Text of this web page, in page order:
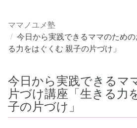
ママノユメ塾
今日から実践できるママのため
る力をはぐくむ 親子の片づけ」
今日から実践できるマ
片づけ講座「生きる力
子の片づけ」